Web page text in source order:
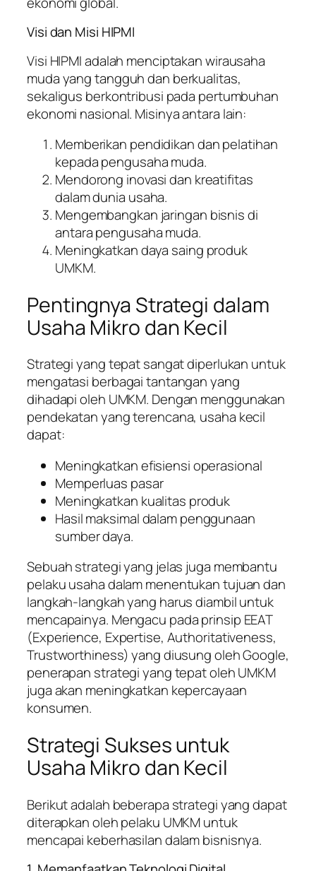
Visi dan Misi HIPMI
Visi HIPMI adalah menciptakan wirausaha
muda yang tangguh dan berkualitas,
sekaligus berkontribusi pada pertumbuhan
ekonomi nasional. Misinya antara lain:
Memberikan pendidikan dan pelatihan
kepada pengusaha muda.
Mendorong inovasi dan kreatifitas
dalam dunia usaha.
Mengembangkan jaringan bisnis di
antara pengusaha muda.
Meningkatkan daya saing produk
UMKM.
Pentingnya Strategi dalam
Usaha Mikro dan Kecil
Strategi yang tepat sangat diperlukan untuk
mengatasi berbagai tantangan yang
dihadapi oleh UMKM. Dengan menggunakan
pendekatan yang terencana, usaha kecil
dapat:
Meningkatkan efisiensi operasional
Memperluas pasar
Meningkatkan kualitas produk
Hasil maksimal dalam penggunaan
sumber daya.
Sebuah strategi yang jelas juga membantu
pelaku usaha dalam menentukan tujuan dan
langkah-langkah yang harus diambil untuk
mencapainya. Mengacu pada prinsip EEAT
(Experience, Expertise, Authoritativeness,
Trustworthiness) yang diusung oleh Google,
penerapan strategi yang tepat oleh UMKM
juga akan meningkatkan kepercayaan
konsumen.
Strategi Sukses untuk
Usaha Mikro dan Kecil
Berikut adalah beberapa strategi yang dapat
diterapkan oleh pelaku UMKM untuk
mencapai keberhasilan dalam bisnisnya.